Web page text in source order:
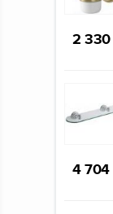
2 330
4 704